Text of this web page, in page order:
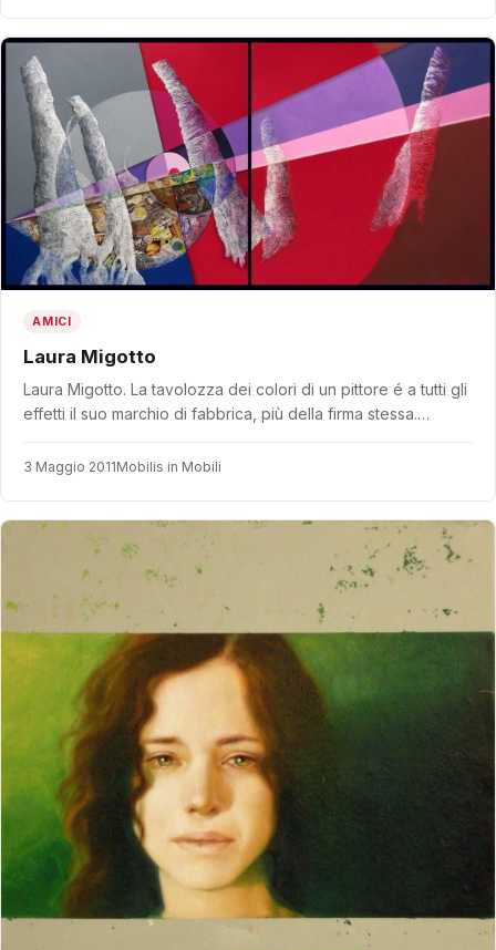
AMICI
Laura Migotto
Laura Migotto. La tavolozza dei colori di un pittore é a tutti gli
effetti il suo marchio di fabbrica, più della firma stessa.…
3 Maggio 2011Mobilis in Mobili